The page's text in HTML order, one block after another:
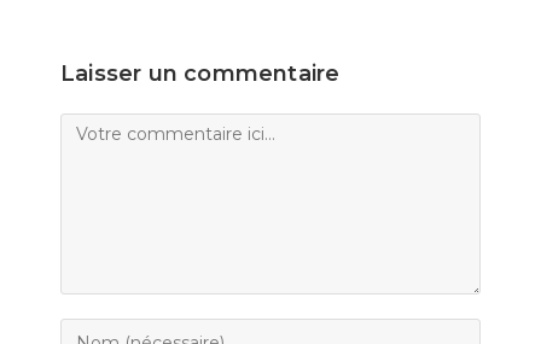
Laisser un commentaire
Comment
Enter